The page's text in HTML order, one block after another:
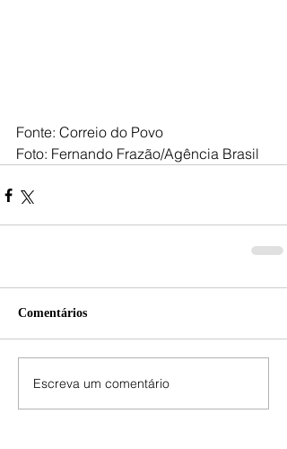
Fonte: Correio do Povo
Foto: Fernando Frazão/Agência Brasil
Comentários
Escreva um comentário